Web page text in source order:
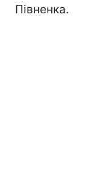
Півненка.